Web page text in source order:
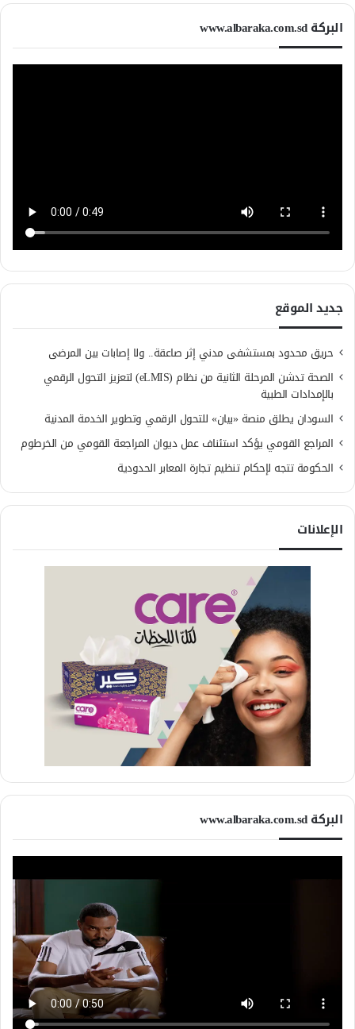
البركة www.albaraka.com.sd
جديد الموقع
حريق محدود بمستشفى مدني إثر صاعقة.. ولا إصابات بين المرضى
الصحة تدشن المرحلة الثانية من نظام (eLMIS) لتعزيز التحول الرقمي
بالإمدادات الطبية
السودان يطلق منصة «بيان» للتحول الرقمي وتطوير الخدمة المدنية
المراجع القومي يؤكد استئناف عمل ديوان المراجعة القومي من الخرطوم
الحكومة تتجه لإحكام تنظيم تجارة المعابر الحدودية
الإعلانات
البركة www.albaraka.com.sd